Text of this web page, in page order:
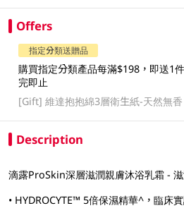
Offers
指定分類送贈品
購買指定分類產品每滿$198，即送1
完即止
[Gift]維達抱抱綿3層衛生紙-天然無
Description
滴露ProSkin深層滋潤親膚沐浴乳霜 -​
• HYDROCYTE™ 5倍保濕精華^，臨床